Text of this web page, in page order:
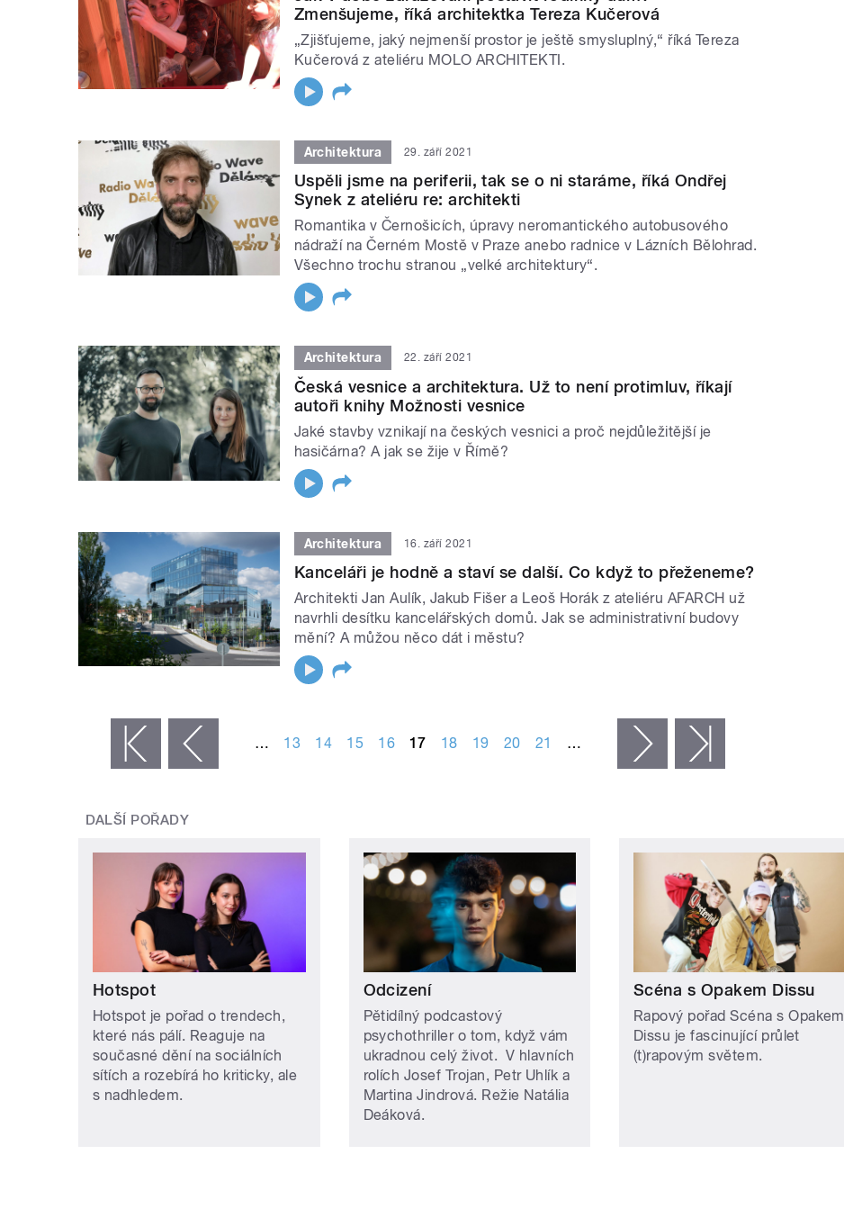
Zmenšujeme, říká architektka Tereza Kučerová
„Zjišťujeme, jaký nejmenší prostor je ještě smysluplný,“ říká Tereza
Kučerová z ateliéru MOLO ARCHITEKTI.
Architektura 29. září 2021
Uspěli jsme na periferii, tak se o ni staráme, říká Ondřej
Synek z ateliéru re: architekti
Romantika v Černošicích, úpravy neromantického autobusového
nádraží na Černém Mostě v Praze anebo radnice v Lázních Bělohrad.
Všechno trochu stranou „velké architektury“.
Architektura 22. září 2021
Česká vesnice a architektura. Už to není protimluv, říkají
autoři knihy Možnosti vesnice
Jaké stavby vznikají na českých vesnici a proč nejdůležitější je
hasičárna? A jak se žije v Římě?
Architektura 16. září 2021
Kanceláři je hodně a staví se další. Co když to přeženeme?
Architekti Jan Aulík, Jakub Fišer a Leoš Horák z ateliéru AFARCH už
navrhli desítku kancelářských domů. Jak se administrativní budovy
mění? A můžou něco dát i městu?
‹ předchozí … 13 14 15 16 17 18 19 20 21 … následující ›
DALŠÍ POŘADY
Hotspot
Hotspot je pořad o trendech,
které nás pálí. Reaguje na
současné dění na sociálních
sítích a rozebírá ho kriticky, ale
s nadhledem.
Odcizení
Pětidílný podcastový
psychothriller o tom, když vám
ukradnou celý život. V hlavních
rolích Josef Trojan, Petr Uhlík a
Martina Jindrová. Režie Natália
Deáková.
Scéna s Opakem Dissu
Rapový pořad Scéna s Opakem
Dissu je fascinující průlet
(t)rapovým světem.